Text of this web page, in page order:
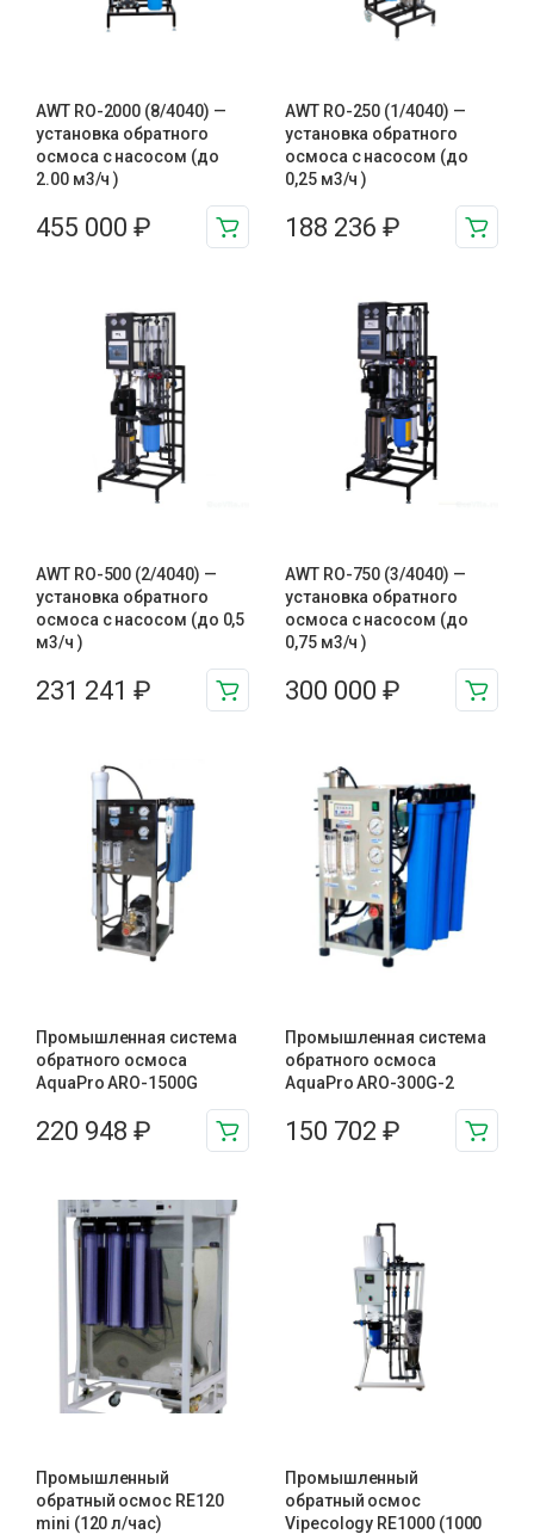
AWT RO-2000 (8/4040) —
установка обратного
осмоса с насосом (до
2.00 м3/ч )
455 000 ₽
AWT RO-250 (1/4040) —
установка обратного
осмоса с насосом (до
0,25 м3/ч )
188 236 ₽
AWT RO-500 (2/4040) —
установка обратного
осмоса с насосом (до 0,5
м3/ч )
231 241 ₽
AWT RO-750 (3/4040) —
установка обратного
осмоса с насосом (до
0,75 м3/ч )
300 000 ₽
Промышленная система
обратного осмоса
AquaPro ARO-1500G
220 948 ₽
Промышленная система
обратного осмоса
AquaPro ARO-300G-2
150 702 ₽
Промышленный
обратный осмос RE120
mini (120 л/час)
Промышленный
обратный осмос
Vipecology RE1000 (1000